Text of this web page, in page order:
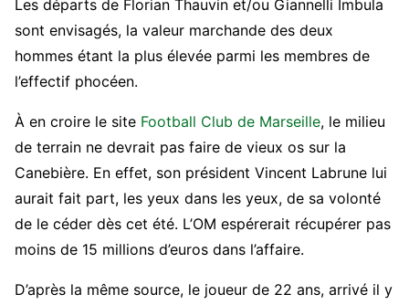
Les départs de Florian Thauvin et/ou Giannelli Imbula
sont envisagés, la valeur marchande des deux
hommes étant la plus élevée parmi les membres de
l’effectif phocéen.
À en croire le site Football Club de Marseille, le milieu
de terrain ne devrait pas faire de vieux os sur la
Canebière. En effet, son président Vincent Labrune lui
aurait fait part, les yeux dans les yeux, de sa volonté
de le céder dès cet été. L’OM espérerait récupérer pas
moins de 15 millions d’euros dans l’affaire.
D’après la même source, le joueur de 22 ans, arrivé il y